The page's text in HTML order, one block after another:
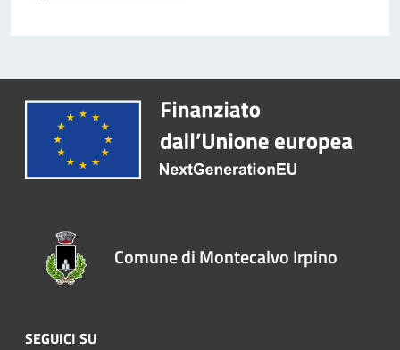
Comune di Montecalvo Irpino
SEGUICI SU